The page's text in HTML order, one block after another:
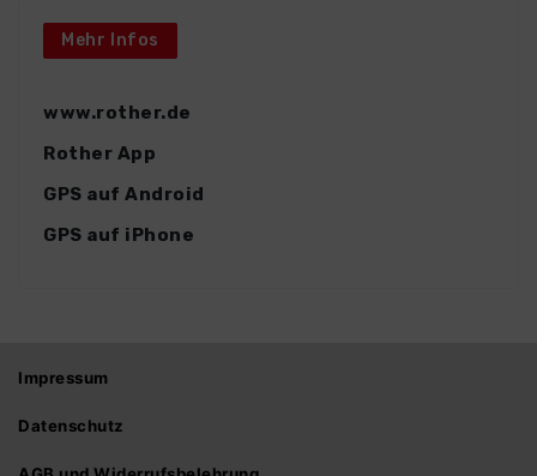
Mehr Infos
www.rother.de
Rother App
GPS auf Android
GPS auf iPhone
Impressum
Datenschutz